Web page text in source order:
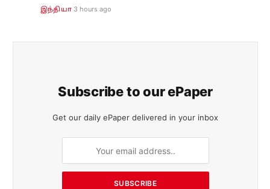
இந்தியா 3 hours ago
Subscribe to our ePaper
Get our daily ePaper delivered in your inbox
SUBSCRIBE